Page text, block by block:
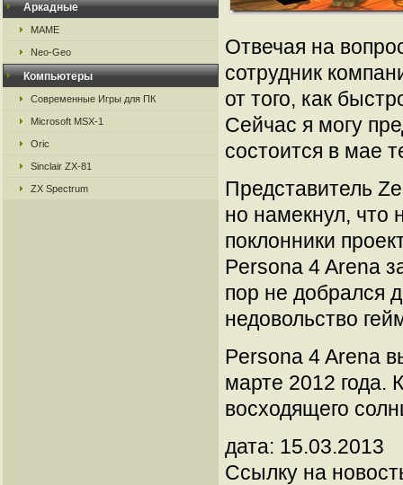
Аркадные
MAME
Neo-Geo
Компьютеры
Современные Игры для ПК
Microsoft MSX-1
Oric
Sinclair ZX-81
ZX Spectrum
Отвечая на
сотрудник
от того, как
Сейчас я могу
состоится в мае
Представитель
но намекнул, что
поклонники
Persona 4 Arena
пор не добрался
недовольство
Persona 4 Arena
марте 2012 года.
восходящего
дата: 15.03.2013
Ссылку на